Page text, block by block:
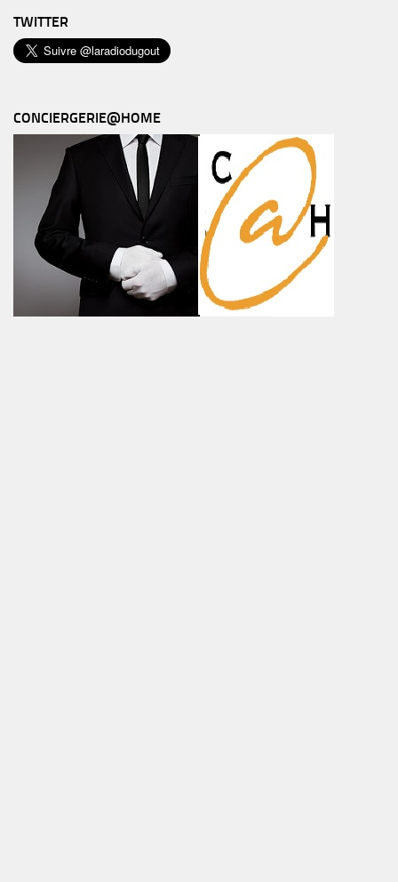
TWITTER
CONCIERGERIE@HOME